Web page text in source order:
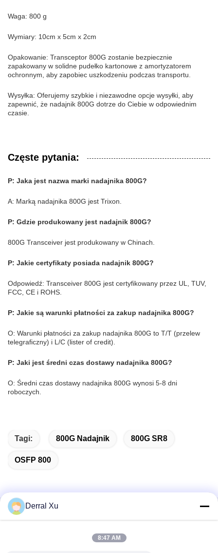
Waga: 800 g
Wymiary: 10cm x 5cm x 2cm
Opakowanie: Transceptor 800G zostanie bezpiecznie
zapakowany w solidne pudełko kartonowe z amortyzatorem
ochronnym, aby zapobiec uszkodzeniu podczas transportu.
Wysyłka: Oferujemy szybkie i niezawodne opcje wysyłki, aby
zapewnić, że nadajnik 800G dotrze do Ciebie w odpowiednim
czasie.
Częste pytania:
P: Jaka jest nazwa marki nadajnika 800G?
A: Marką nadajnika 800G jest Trixon.
P: Gdzie produkowany jest nadajnik 800G?
800G Transceiver jest produkowany w Chinach.
P: Jakie certyfikaty posiada nadajnik 800G?
Odpowiedź: Transceiver 800G jest certyfikowany przez UL, TUV,
FCC, CE i ROHS.
P: Jakie są warunki płatności za zakup nadajnika 800G?
O: Warunki płatności za zakup nadajnika 800G to T/T (przelew
telegraficzny) i L/C (lister of credit).
P: Jaki jest średni czas dostawy nadajnika 800G?
O: Średni czas dostawy nadajnika 800G wynosi 5-8 dni
roboczych.
Tagi: 800G Nadajnik 800G SR8
OSFP 800
Szybki kontakt
Derral Xu
8:47 AM